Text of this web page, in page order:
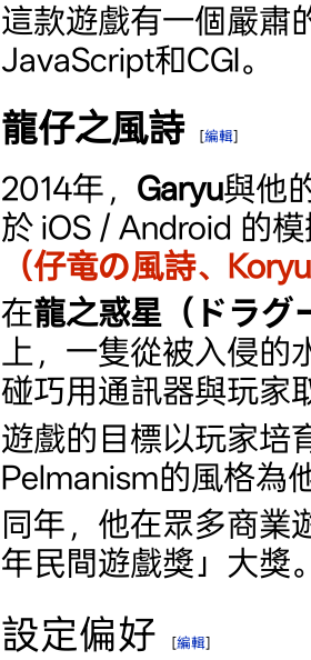
這款遊戲有一個嚴肅
JavaScript和CGI。
龍仔之風詩 [編輯]
2014年， Garyu與他
於 iOS / Android 的
（仔竜の風詩、
在龍之惑星（ドラグ
上，一隻從被入侵的
碰巧用通訊器與玩家
遊戲的目標以玩家培
Pelmanism的風格為
同年，他在眾多商業
年民間遊戲獎」大獎
設定偏好 [編輯]